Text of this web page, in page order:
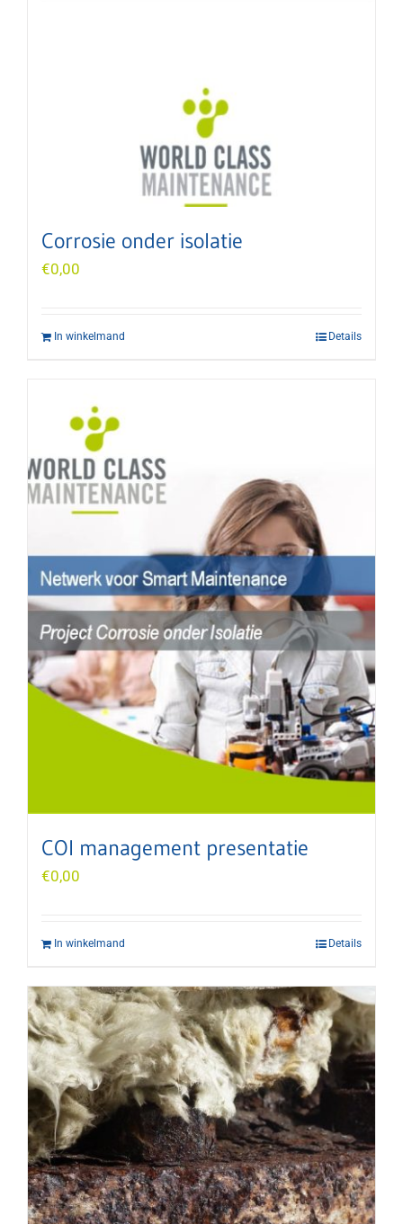
Corrosie onder isolatie
€0,00
In winkelmand Details
COI management presentatie
€0,00
In winkelmand Details